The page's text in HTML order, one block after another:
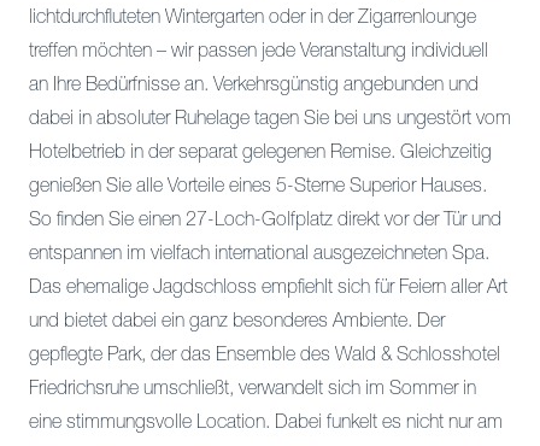
lichtdurchfluteten Wintergarten oder in der Zigarrenlounge
treffen möchten – wir passen jede Veranstaltung individuell
an Ihre Bedürfnisse an. Verkehrsgünstig angebunden und
dabei in absoluter Ruhelage tagen Sie bei uns ungestört vom
Hotelbetrieb in der separat gelegenen Remise. Gleichzeitig
genießen Sie alle Vorteile eines 5-Sterne Superior Hauses.
So finden Sie einen 27-Loch-Golfplatz direkt vor der Tür und
entspannen im vielfach international ausgezeichneten Spa.
Das ehemalige Jagdschloss empfiehlt sich für Feiern aller Art
und bietet dabei ein ganz besonderes Ambiente. Der
gepflegte Park, der das Ensemble des Wald & Schlosshotel
Friedrichsruhe umschließt, verwandelt sich im Sommer in
eine stimmungsvolle Location. Dabei funkelt es nicht nur am